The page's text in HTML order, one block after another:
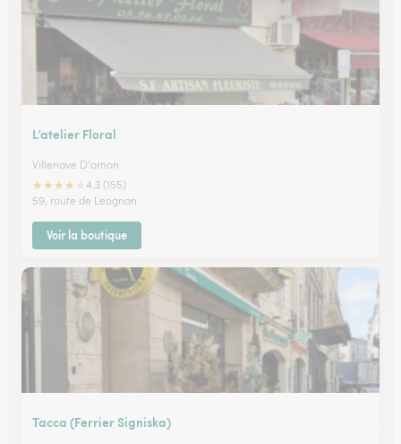
L’atelier Floral
Villenave D'ornon
★★★★
4.3 (155)
59, route de Leognan
Voir la boutique
Tacca (Ferrier Signiska)